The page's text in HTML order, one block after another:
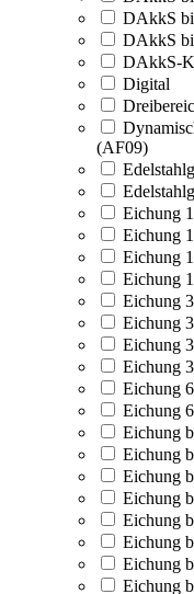
DAkkS
DAkkS
DAkkS-
Digital
(AF09)
Eichung
Eichung
Eichung
Eichung
Eichung
Eichung
Eichung
Eichung
Eichung
Eichung
Eichung
Eichung
Eichung
Eichung
Eichung
Eichung
Eichung
Eichung